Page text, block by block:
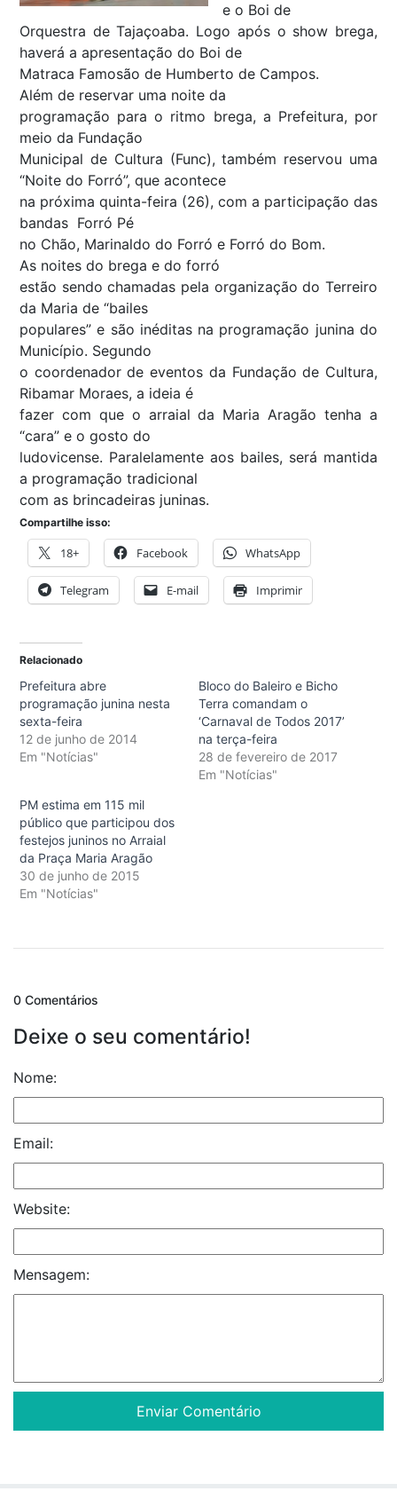
e o Boi de
Orquestra de Tajaçoaba. Logo após o show brega,
haverá a apresentação do Boi de
Matraca Famosão de Humberto de Campos.
Além de reservar uma noite da
programação para o ritmo brega, a Prefeitura, por
meio da Fundação
Municipal de Cultura (Func), também reservou uma
“Noite do Forró”, que acontece
na próxima quinta-feira (26), com a participação das
bandas Forró Pé
no Chão, Marinaldo do Forró e Forró do Bom.
As noites do brega e do forró
estão sendo chamadas pela organização do Terreiro
da Maria de “bailes
populares” e são inéditas na programação junina do
Município. Segundo
o coordenador de eventos da Fundação de Cultura,
Ribamar Moraes, a ideia é
fazer com que o arraial da Maria Aragão tenha a
“cara” e o gosto do
ludovicense. Paralelamente aos bailes, será mantida
a programação tradicional
com as brincadeiras juninas.
Compartilhe isso:
18+ Facebook WhatsApp
Telegram E-mail Imprimir
Relacionado
Prefeitura abre
programação junina nesta
sexta-feira
12 de junho de 2014
Em "Notícias"
Bloco do Baleiro e Bicho
Terra comandam o
‘Carnaval de Todos 2017’
na terça-feira
28 de fevereiro de 2017
Em "Notícias"
PM estima em 115 mil
público que participou dos
festejos juninos no Arraial
da Praça Maria Aragão
30 de junho de 2015
Em "Notícias"
0 Comentários
Deixe o seu comentário!
Nome:
Email:
Website:
Mensagem: